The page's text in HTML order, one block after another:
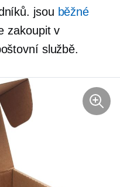
jsou běžné
zakoupit v
službě.